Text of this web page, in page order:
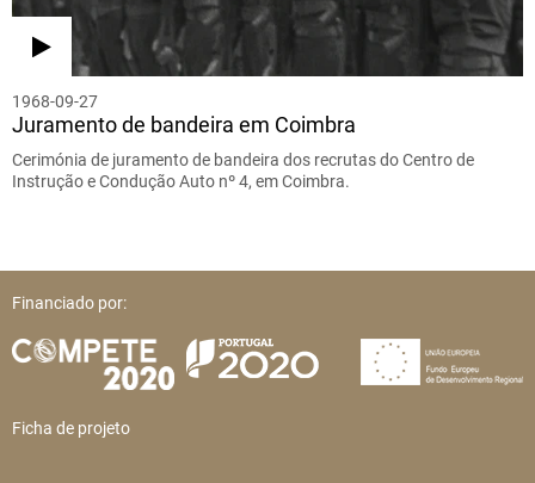
1968-09-27
Juramento de bandeira em Coimbra
Cerimónia de juramento de bandeira dos recrutas do Centro de
Instrução e Condução Auto nº 4, em Coimbra.
Financiado por:
Ficha de projeto